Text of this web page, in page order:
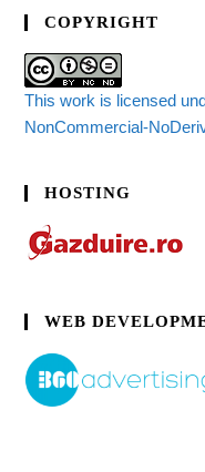
COPYRIGHT
This work is licensed
NonCommercial-
HOSTING
WEB